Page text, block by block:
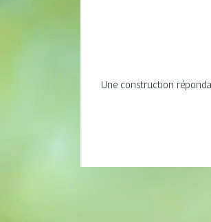
Une construction